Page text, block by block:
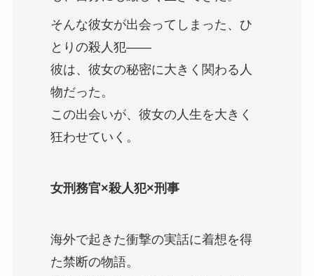
そんな彼女が出会ってしまった、ひ
とりの殺人犯――
彼は、彼女の秘密に大きく関わる人
物だった。
この出会いが、彼女の人生を大きく
狂わせていく。
女刑務官×殺人犯×刑事
海外で起きた衝撃の実話に着想を得
た禁断の物語。